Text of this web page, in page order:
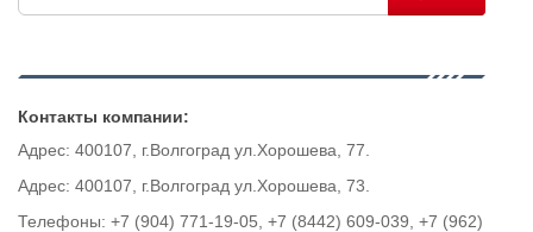
Контакты компании:
Адрес: 400107, г.Волгоград ул.Хорошева, 77.
Адрес: 400107, г.Волгоград ул.Хорошева, 73.
Телефоны: +7 (904) 771-19-05, +7 (8442) 609-039, +7 (962)